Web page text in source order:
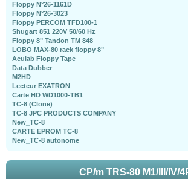
Floppy N°26-1161D
Floppy N°26-3023
Floppy PERCOM TFD100-1
Shugart 851 220V 50/60 Hz
Floppy 8" Tandon TM 848
LOBO MAX-80 rack floppy 8"
Aculab Floppy Tape
Data Dubber
M2HD
Lecteur EXATRON
Carte HD WD1000-TB1
TC-8 (Clone)
TC-8 JPC PRODUCTS COMPANY
New_TC-8
CARTE EPROM TC-8
New_TC-8 autonome
CP/m TRS-80 M1/III/IV/